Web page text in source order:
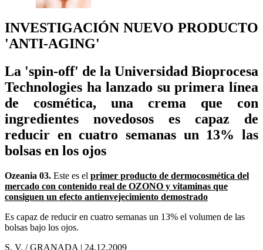
INVESTIGACIÓN NUEVO PRODUCTO
'ANTI-AGING'
La 'spin-off' de la Universidad Bioprocesa
Technologies ha lanzado su primera línea
de cosmética, una crema que con
ingredientes novedosos es capaz de
reducir en cuatro semanas un 13% las
bolsas en los ojos
Ozeania 03. Este es el primer producto de dermocosmética del
mercado con contenido real de OZONO y vitaminas que
consiguen un efecto antienvejecimiento demostrado
Es capaz de reducir en cuatro semanas un 13% el volumen de las
bolsas bajo los ojos.
S. V. / GRANADA | 24.12.2009